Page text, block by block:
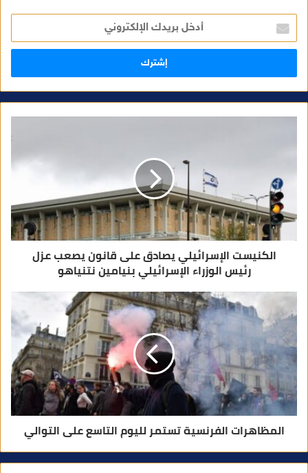
خ
ل
ر
ا
ي
الكنيست الإسرائيلي يصادق على قانون يصعب عزل
رئيس الوزراء الإسرائيلي بنيامين نتنياهو
المظاهرات الفرنسية تستمر لليوم التاسع على التوالي